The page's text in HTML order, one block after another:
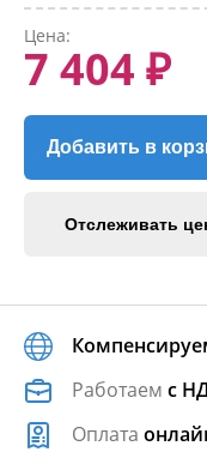
Цена:
7 404 ₽
Добавить в
Отслеживать
Работаем с
Оплата